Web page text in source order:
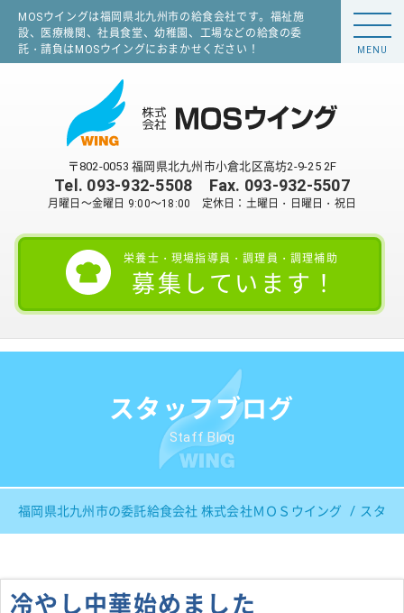
MOSウイングは福岡県北九州市の給食会社です。福祉施
設、医療機関、社員食堂、幼稚園、工場などの給食の委
託・請負はMOSウイングにおまかせください！
〒802-0053 福岡県北九州市小倉北区高坊2-9-25 2F
Tel. 093-932-5508 Fax. 093-932-5507
月曜日～金曜日 9:00～18:00 定休日：土曜日・日曜日・祝日
栄養士・現場指導員・調理員・調理補助
募集しています！
MENU
スタッフブログ
Staff Blog
福岡県北九州市の委託給食会社 株式会社ＭＯＳウイング スタッ
冷やし中華始めました